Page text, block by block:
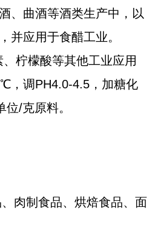
、曲酒等酒类生产中，以
并应用于食醋工业。
柠檬酸等其他工业应用
，调PH4.0-4.5，加糖化
/克原料。
肉制食品、烘焙食品、面